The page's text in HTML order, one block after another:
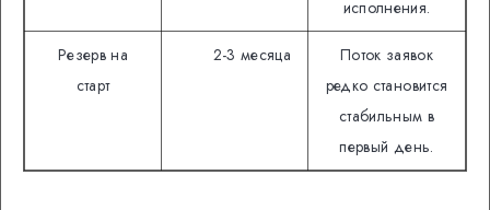
исполнения.
Резерв на
старт
2-3 месяца
Поток заявок
редко становится
стабильным в
первый день.